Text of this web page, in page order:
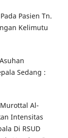
Pasien Tn.
Kelimutu
Sedang :
Al-
Intensitas
Di RSUD